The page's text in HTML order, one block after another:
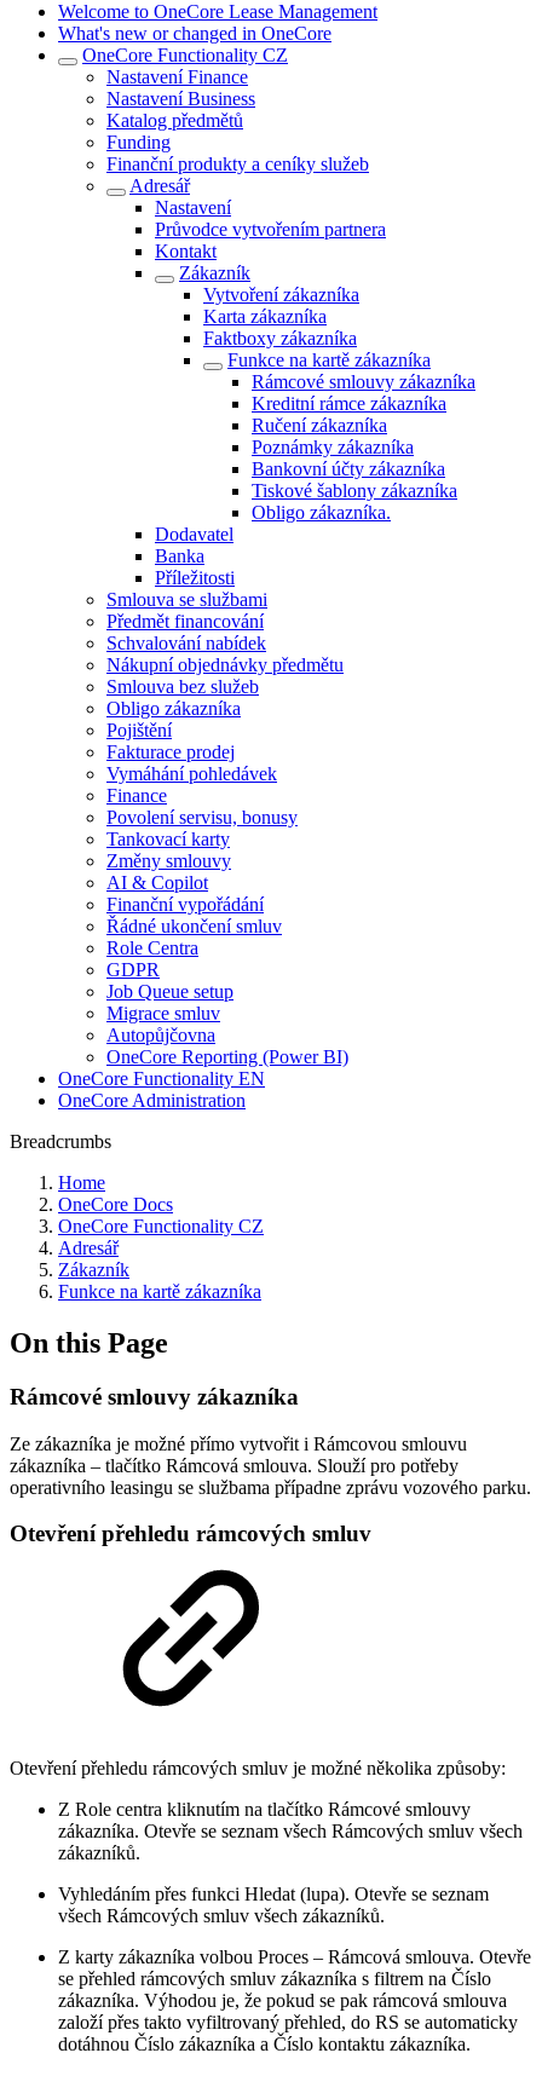
Welcome to OneCore Lease Management
What's new or changed in OneCore
OneCore Functionality CZ
Nastavení Finance
Nastavení Business
Katalog předmětů
Funding
Finanční produkty a ceníky služeb
Adresář
Nastavení
Průvodce vytvořením partnera
Kontakt
Zákazník
Vytvoření zákazníka
Karta zákazníka
Faktboxy zákazníka
Funkce na kartě zákazníka
Rámcové smlouvy zákazníka
Kreditní rámce zákazníka
Ručení zákazníka
Poznámky zákazníka
Bankovní účty zákazníka
Tiskové šablony zákazníka
Obligo zákazníka.
Dodavatel
Banka
Příležitosti
Smlouva se službami
Předmět financování
Schvalování nabídek
Nákupní objednávky předmětu
Smlouva bez služeb
Obligo zákazníka
Pojištění
Fakturace prodej
Vymáhání pohledávek
Finance
Povolení servisu, bonusy
Tankovací karty
Změny smlouvy
AI & Copilot
Finanční vypořádání
Řádné ukončení smluv
Role Centra
GDPR
Job Queue setup
Migrace smluv
Autopůjčovna
OneCore Reporting (Power BI)
OneCore Functionality EN
OneCore Administration
Breadcrumbs
Home
OneCore Docs
OneCore Functionality CZ
Adresář
Zákazník
Funkce na kartě zákazníka
On this Page
Rámcové smlouvy zákazníka
Ze zákazníka je možné přímo vytvořit i Rámcovou smlouvu
zákazníka – tlačítko Rámcová smlouva. Slouží pro potřeby
operativního leasingu se službama případne zprávu vozového parku.
Otevření přehledu rámcových smluv
Otevření přehledu rámcových smluv je možné několika způsoby:
Z Role centra kliknutím na tlačítko Rámcové smlouvy
zákazníka. Otevře se seznam všech Rámcových smluv všech
zákazníků.
Vyhledáním přes funkci Hledat (lupa). Otevře se seznam
všech Rámcových smluv všech zákazníků.
Z karty zákazníka volbou Proces – Rámcová smlouva. Otevře
se přehled rámcových smluv zákazníka s filtrem na Číslo
zákazníka. Výhodou je, že pokud se pak rámcová smlouva
založí přes takto vyfiltrovaný přehled, do RS se automaticky
dotáhnou Číslo zákazníka a Číslo kontaktu zákazníka.